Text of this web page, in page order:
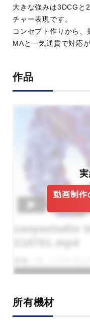
大きな強みは3DCGと
チャー表現です。
コンセプト作りから
MAと一気通貫で対応
作品
動画制作
zaoyastudio
210701.mp4
所有機材